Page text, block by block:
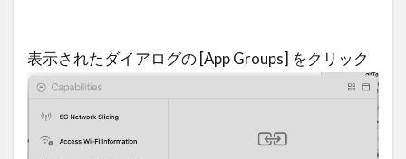
表示されたダイアログの [App Groups] をクリック